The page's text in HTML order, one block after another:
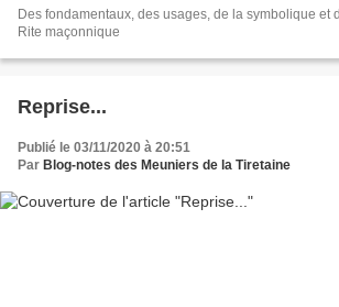
Des fondamentaux, des usages, de la symbolique et
Rite maçonnique
Reprise...
Publié le 03/11/2020 à 20:51
Par Blog-notes des Meuniers de la Tiretaine